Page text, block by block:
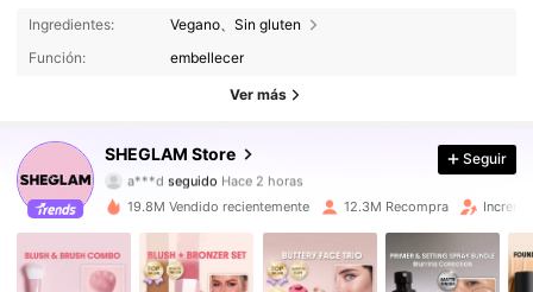
Ingredientes:
Vegano、Sin gluten
Función:
embellecer
Ver más
SHEGLAM Store
a***dseguidoHace 2 horas
佢***t está navegando
4,94
4.7M Seguidores
4,94 4.7M Seguidores
Seguir
19.8M Vendido recientemente 12.3M Recompra